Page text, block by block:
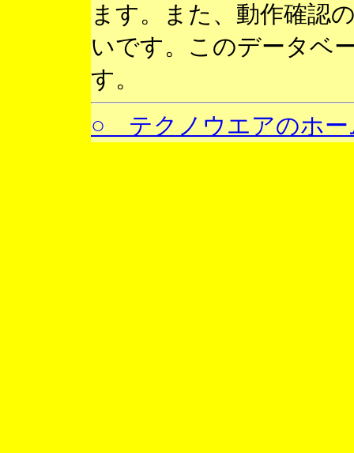
ます。また、動作確認
いです。このデータベ
す。
○ テクノウエアのホー